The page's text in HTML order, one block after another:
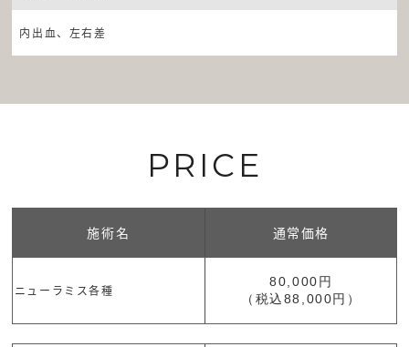
内出血、左右差
PRICE
施術名 通常価格
ニューラミス各種
80,000円
（税込88,000円）